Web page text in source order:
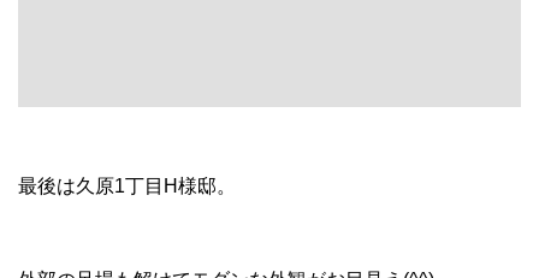
最後は久原1丁目H様邸。